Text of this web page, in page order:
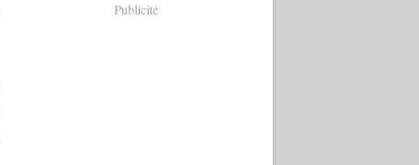
Publicité